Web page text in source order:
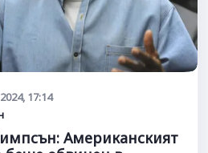
17:14
Американският